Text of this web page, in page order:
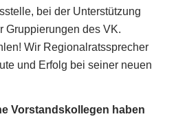
bei der Unterstützung
Gruppierungen des VK.
Wir Regionalratssprecher
und Erfolg bei seiner neuen
Vorstandskollegen haben